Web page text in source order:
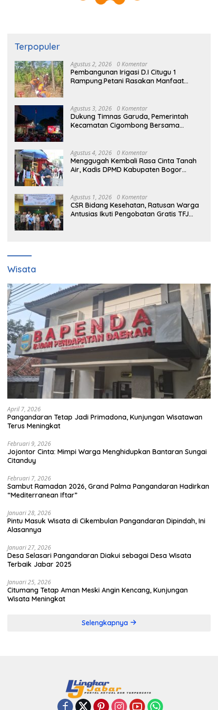
Terpopuler
Agustus 2, 2026 0 Komentar
Pembangunan Irigasi D.I Citugu 1
Rampung.Petani Rasakan Manfaat
Agustus 3, 2026 0 Komentar
Dukung Timnas Garuda, Pemerintah
Kecamatan Cigombong Bersama
Agustus 4, 2026 0 Komentar
Menggugah Kembali Rasa Cinta Tanah
Air, Kadis DPMD Kabupaten Bogor
Masyarakat Dan Pengguna Jalan.
Agustus 1, 2026 0 Komentar
CSR Bidang Kesehatan, Ratusan Warga
Antusias Ikuti Pengobatan Gratis TFJ
Wisata
April 7, 2026
Pangandaran Tetap Jadi Primadona, Kunjungan Wisatawan
Terus Meningkat
Februari 9, 2026
Jojontor Cinta: Mimpi Warga Menghidupkan Bantaran Sungai
Citanduy
Februari 7, 2026
Sambut Ramadan 2026, Grand Palma Pangandaran Hadirkan
“Mediterranean Iftar”
Januari 28, 2026
Pintu Masuk Wisata di Cikembulan Pangandaran Dipindah, Ini
Alasannya
Januari 27, 2026
Desa Selasari Pangandaran Diakui sebagai Desa Wisata
Terbaik Jabar 2025
Januari 25, 2026
Citumang Tetap Aman Meski Angin Kencang, Kunjungan
Wisata Meningkat
Selengkapnya